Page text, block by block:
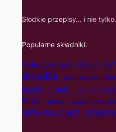
Słodkie przepisy… i nie
Popularne składniki:
biała czekolada budyń
drożdże ekstrakt
kruche kruche ciasto
miód mleko orzechy
wiórki kokosowe